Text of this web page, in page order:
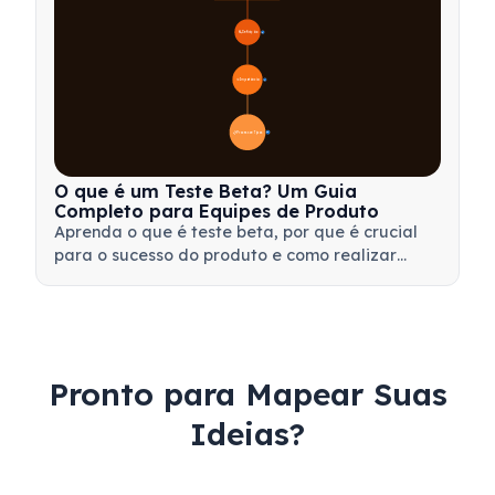
🔍 Definição
🎯 Importância 7
📋 Processo e Tipos 20
O que é um Teste Beta? Um Guia
Completo para Equipes de Produto
Aprenda o que é teste beta, por que é crucial
para o sucesso do produto e como realizar
Pronto para Mapear Suas
Ideias?